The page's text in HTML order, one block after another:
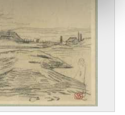
combiner celles-ci
que vous leur avez fournies
de votre utilisation de leurs